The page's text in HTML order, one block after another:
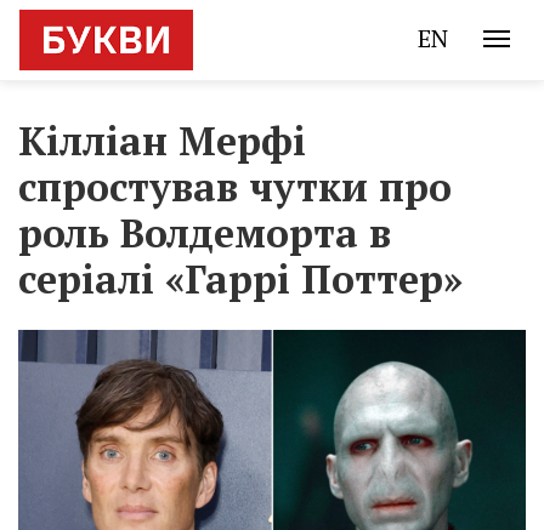
EN
Кілліан Мерфі
спростував чутки про
роль Волдеморта в
серіалі «Гаррі Поттер»